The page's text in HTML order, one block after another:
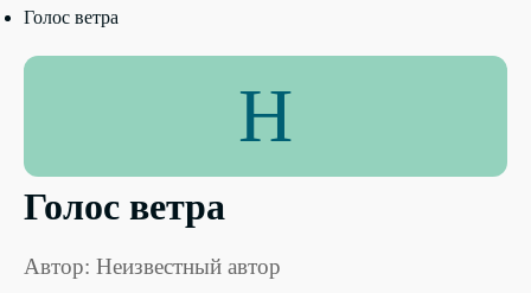
Голос ветра
Н
Голос ветра
Автор: Неизвестный автор